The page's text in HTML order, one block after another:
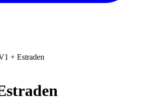
+ Estraden